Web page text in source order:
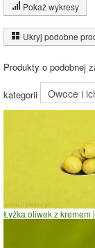
Pokaż wykresy
Wykres
59.4%
Ukryj podobne
Produkty o podobnej
kategorii
Łyżka oliwek z kremem